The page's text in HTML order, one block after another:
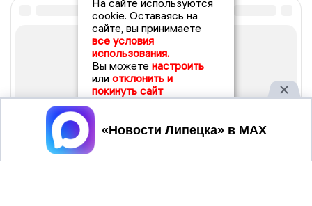
На сайте используются
cookie. Оставаясь на
сайте, вы принимаете
все условия
использования.
Вы можете настроить
или отклонить и
покинуть сайт
Принять